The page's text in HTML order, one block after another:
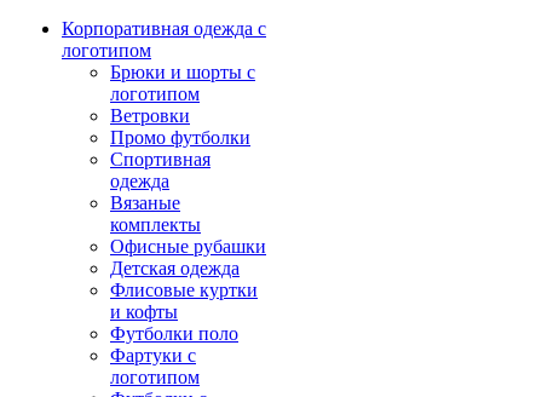
Корпоративная одежда с
логотипом
Брюки и шорты с
логотипом
Ветровки
Промо футболки
Спортивная
одежда
Вязаные
комплекты
Офисные рубашки
Детская одежда
Флисовые куртки
и кофты
Футболки поло
Фартуки с
логотипом